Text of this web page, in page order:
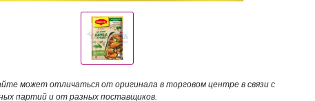
может отличаться от оригинала в торговом центре в связи с
партий и от разных поставщиков.